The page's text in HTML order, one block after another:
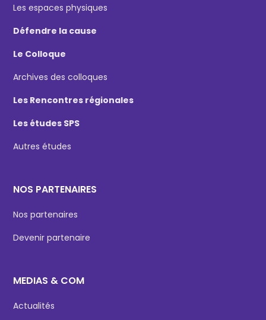
Les espaces physiques
Défendre la cause
Le Colloque
Archives des colloques
Les Rencontres régionales
Les études SPS
Autres études
NOS PARTENAIRES
Nos partenaires
Devenir partenaire
MEDIAS & COM
Actualités